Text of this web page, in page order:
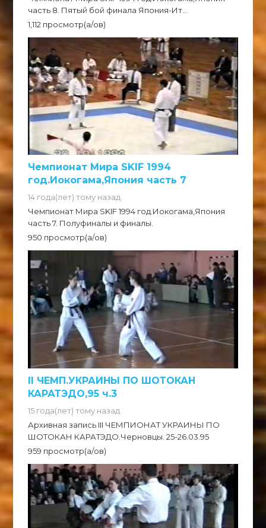
часть 8. Пятый бой финала Япония-Ит...
1,112 просмотр(а/ов)
Чемпионат Мира SKIF 1994
год.Иокогама,Япония часть 7
14 года(лет) тому назад
Чемпионат Мира SKIF 1994 год.Иокогама,Япония
часть 7. Полуфиналы и финалы.
950 просмотр(а/ов)
II ЧЕМП.УКРАИНЫ ПО ШОТОКАН
КАРАТЭДО,95 ч.3
15 года(лет) тому назад
Архивная запись III ЧЕМПИОНАТ УКРАИНЫ ПО
ШОТОКАН КАРАТЭДО.Черновцы. 25-26.03.95
959 просмотр(а/ов)